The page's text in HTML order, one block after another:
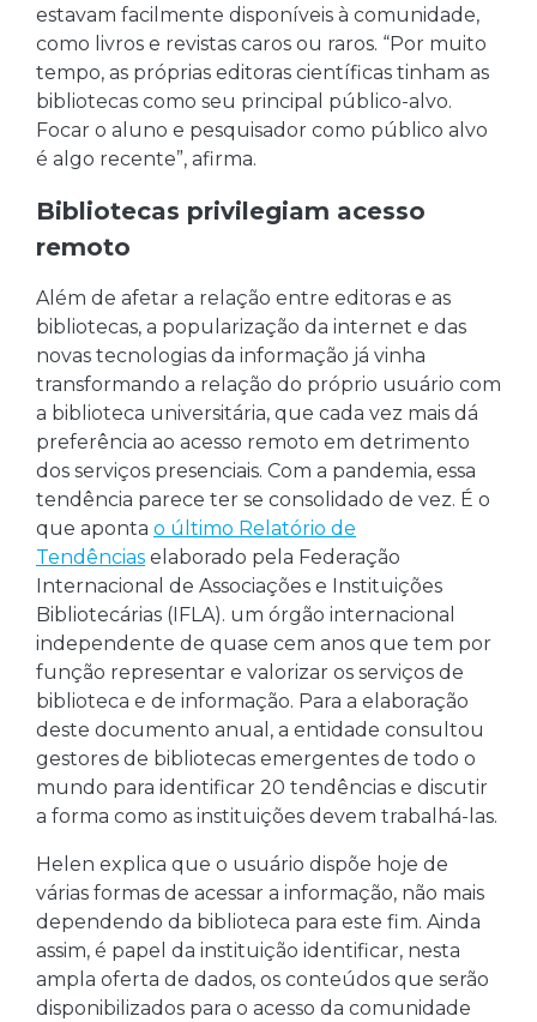
estavam facilmente disponíveis à comunidade,
como livros e revistas caros ou raros. “Por muito
tempo, as próprias editoras científicas tinham as
bibliotecas como seu principal público-alvo.
Focar o aluno e pesquisador como público alvo
é algo recente”, afirma.
Bibliotecas privilegiam acesso
remoto
Além de afetar a relação entre editoras e as
bibliotecas, a popularização da internet e das
novas tecnologias da informação já vinha
transformando a relação do próprio usuário com
a biblioteca universitária, que cada vez mais dá
preferência ao acesso remoto em detrimento
dos serviços presenciais. Com a pandemia, essa
tendência parece ter se consolidado de vez. É o
que aponta o último Relatório de
Tendências elaborado pela Federação
Internacional de Associações e Instituições
Bibliotecárias (IFLA). um órgão internacional
independente de quase cem anos que tem por
função representar e valorizar os serviços de
biblioteca e de informação. Para a elaboração
deste documento anual, a entidade consultou
gestores de bibliotecas emergentes de todo o
mundo para identificar 20 tendências e discutir
a forma como as instituições devem trabalhá-las.
Helen explica que o usuário dispõe hoje de
várias formas de acessar a informação, não mais
dependendo da biblioteca para este fim. Ainda
assim, é papel da instituição identificar, nesta
ampla oferta de dados, os conteúdos que serão
disponibilizados para o acesso da comunidade